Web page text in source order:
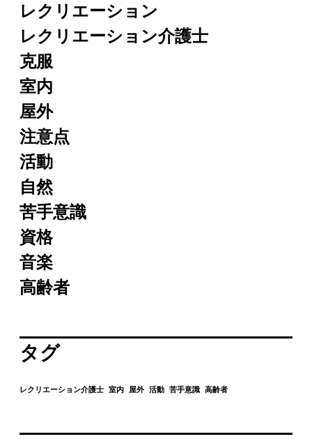
レクリエーション
レクリエーション介護士
克服
室内
屋外
注意点
活動
自然
苦手意識
資格
音楽
高齢者
タグ
レクリエーション介護士 室内 屋外 活動 苦手意識 高齢者